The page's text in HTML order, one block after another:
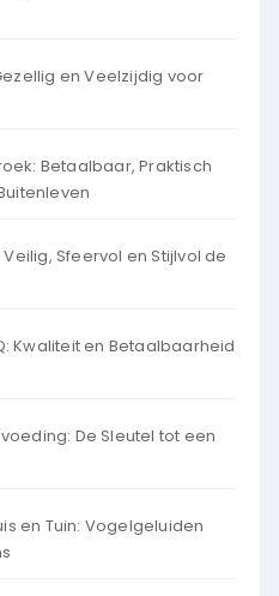
en Veelzijdig voor
Betaalbaar, Praktisch
Sfeervol en Stijlvol de
Kwaliteit en Betaalbaarheid
De Sleutel tot een
en Tuin: Vogelgeluiden